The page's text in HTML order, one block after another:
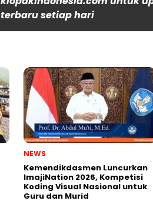
terbaru setiap hari
NEWS
Kemendikdasmen Luncurkan
ImajiNation 2026, Kompetisi
Koding Visual Nasional untuk
Guru dan Murid